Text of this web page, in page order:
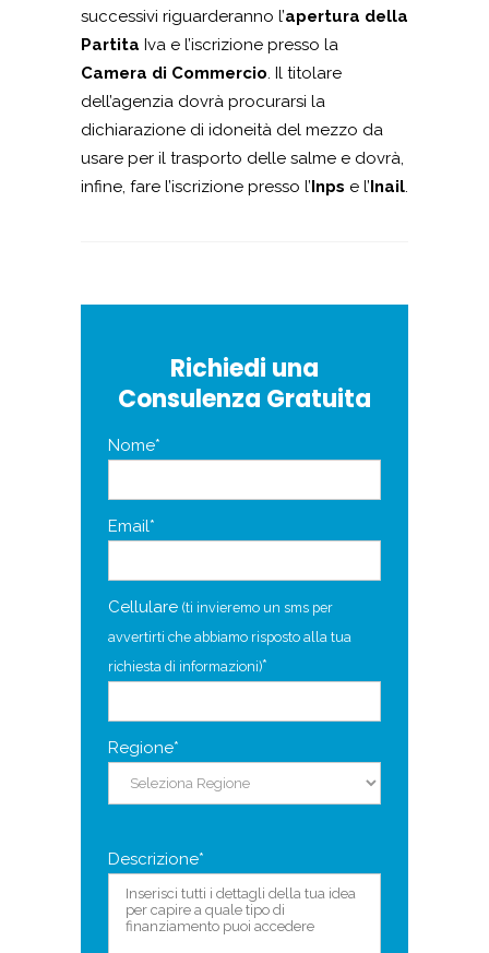
successivi riguarderanno l’apertura della
Partita Iva e l’iscrizione presso la
Camera di Commercio. Il titolare
dell’agenzia dovrà procurarsi la
dichiarazione di idoneità del mezzo da
usare per il trasporto delle salme e dovrà,
infine, fare l’iscrizione presso l’ Inps e l’ Inail.
Richiedi una
Consulenza Gratuita
Nome*
Email*
Cellulare (ti invieremo un sms per
avvertirti che abbiamo risposto alla tua
richiesta di informazioni)*
Regione*
Descrizione*